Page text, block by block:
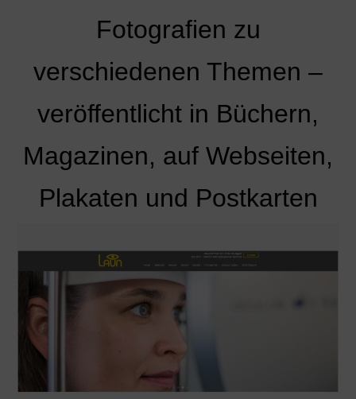
Fotografien zu
verschiedenen Themen –
veröffentlicht in Büchern,
Magazinen, auf Webseiten,
Plakaten und Postkarten